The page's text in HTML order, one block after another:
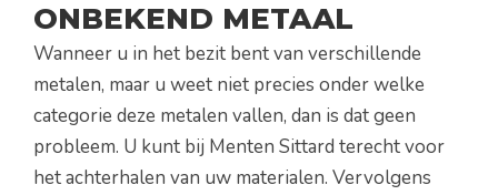
ONBEKEND METAAL
Wanneer u in het bezit bent van verschillende
metalen, maar u weet niet precies onder welke
categorie deze metalen vallen, dan is dat geen
probleem. U kunt bij Menten Sittard terecht voor
het achterhalen van uw materialen. Vervolgens